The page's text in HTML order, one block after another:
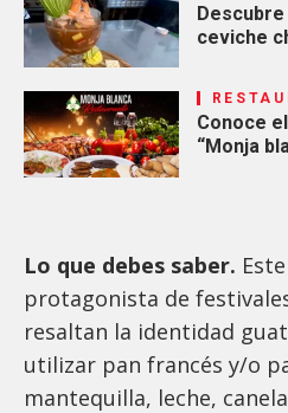
ceviche
Conoce
“Monja
Lo que debes saber.
protagonista de
resaltan la identidad
utilizar pan francés y/o
mantequilla, leche,